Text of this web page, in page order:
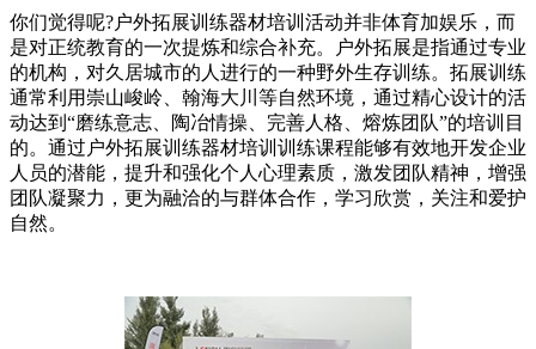
你们觉得呢?户外拓展训练器材培训活动并非体育加娱乐，而
是对正统教育的一次提炼和综合补充。户外拓展是指通过专业
的机构，对久居城市的人进行的一种野外生存训练。拓展训练
通常利用崇山峻岭、翰海大川等自然环境，通过精心设计的活
动达到“磨练意志、陶冶情操、完善人格、熔炼团队”的培训目
的。通过户外拓展训练器材培训训练课程能够有效地开发企业
人员的潜能，提升和强化个人心理素质，激发团队精神，增强
团队凝聚力，更为融洽的与群体合作，学习欣赏，关注和爱护
自然。